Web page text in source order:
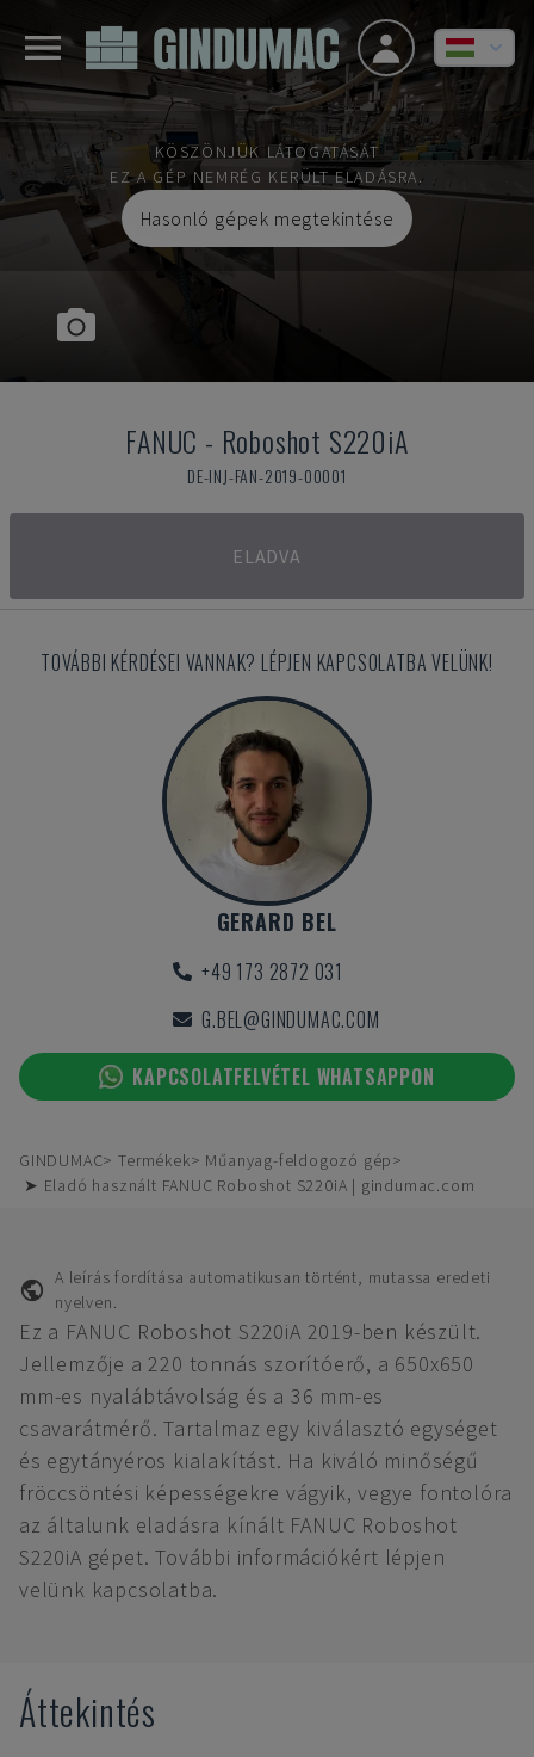
KÖSZÖNJÜK LÁTOGATÁSÁT
EZ A GÉP NEMRÉG KERÜLT ELADÁSRA.
Hasonló gépek megtekintése
FANUC - Roboshot S220iA
DE-INJ-FAN-2019-00001
ELADVA
TOVÁBBI KÉRDÉSEI VANNAK? LÉPJEN KAPCSOLATBA VELÜNK!
GERARD BEL
+49 173 2872 031
G.BEL@GINDUMAC.COM
KAPCSOLATFELVÉTEL WHATSAPPON
GINDUMAC Termékek
Műanyag-feldogozó gép
➤ Eladó használt FANUC Roboshot S220iA | gindumac.com
A leírás fordítása automatikusan történt, mutassa eredeti
nyelven.
Ez a FANUC Roboshot S220iA 2019-ben készült.
Jellemzője a 220 tonnás szorítóerő, a 650x650
mm-es nyalábtávolság és a 36 mm-es
csavarátmérő. Tartalmaz egy kiválasztó egységet
és egytányéros kialakítást. Ha kiváló minőségű
fröccsöntési képességekre vágyik, vegye fontolóra
az általunk eladásra kínált FANUC Roboshot
S220iA gépet. További információkért lépjen
velünk kapcsolatba.
Áttekintés